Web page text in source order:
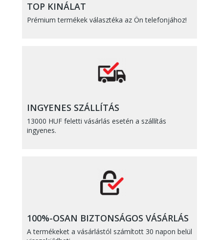
TOP KINÁLAT
Prémium termékek választéka az Ön telefonjához!
INGYENES SZÁLLÍTÁS
13000 HUF feletti vásárlás esetén a szállítás
ingyenes.
100%-OSAN BIZTONSÁGOS VÁSÁRLÁS
A termékeket a vásárlástól számított 30 napon belül